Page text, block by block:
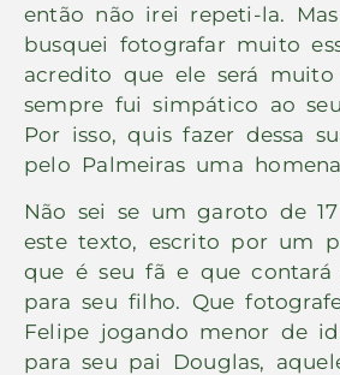
então não irei repeti-la.
busquei fotografar muito
acredito que ele será muito
sempre fui simpático ao
Por isso, quis fazer dessa
pelo Palmeiras uma
Não sei se um garoto de
este texto, escrito por um
que é seu fã e que contará
para seu filho. Que
Felipe jogando menor de
para seu pai Douglas,